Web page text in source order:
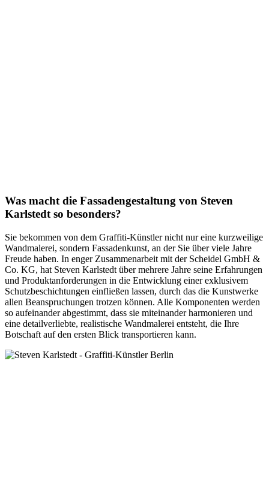
Was macht die Fassadengestaltung von Steven
Karlstedt so besonders?
Sie bekommen von dem Graffiti-Künstler nicht nur eine kurzweilige
Wandmalerei, sondern Fassadenkunst, an der Sie über viele Jahre
Freude haben. In enger Zusammenarbeit mit der Scheidel GmbH &
Co. KG, hat Steven Karlstedt über mehrere Jahre seine Erfahrungen
und Produktanforderungen in die Entwicklung einer exklusivem
Schutzbeschichtungen einfließen lassen, durch das die Kunstwerke
allen Beanspruchungen trotzen können. Alle Komponenten werden
so aufeinander abgestimmt, dass sie miteinander harmonieren und
eine detailverliebte, realistische Wandmalerei entsteht, die Ihre
Botschaft auf den ersten Blick transportieren kann.